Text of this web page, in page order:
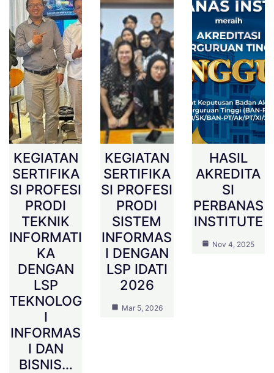
KEGIATAN
SERTIFIKA
SI PROFESI
PRODI
TEKNIK
INFORMATI
KA
DENGAN
LSP
TEKNOLOG
I
INFORMAS
I DAN
BISNIS…
KEGIATAN
SERTIFIKA
SI PROFESI
PRODI
SISTEM
INFORMAS
I DENGAN
LSP IDATI
2026
Mar 5, 2026
HASIL
AKREDITA
SI
PERBANAS
INSTITUTE
Nov 4, 2025